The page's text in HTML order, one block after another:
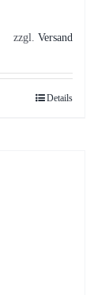
zzgl. Versand
Details